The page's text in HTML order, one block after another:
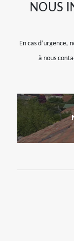
NOUS
En cas d’urgence,
à nous